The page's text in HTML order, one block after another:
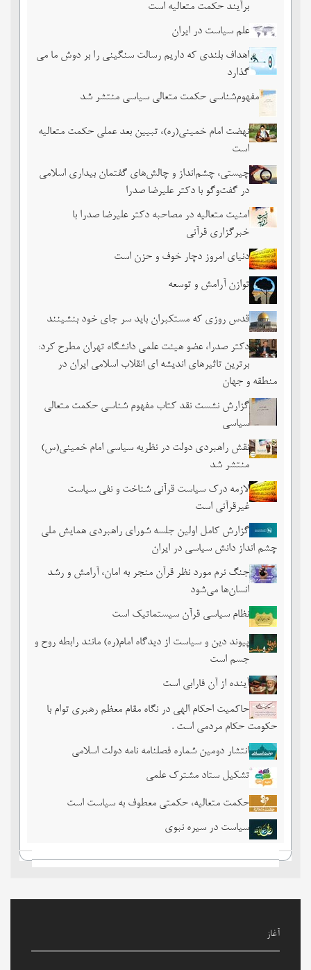
برآیند حکمت متعالیه است
علم سیاست در ایران
اهداف بلندی که داریم رسالت سنگینی را بر دوش ما می
گذارد
مفهوم‌شناسی حکمت متعالی سیاسی منتشر شد
نهضت امام خمینی(ره)، تبیین بعد عملی حکمت متعالیه
است
چیستی، چشم‌انداز و چالش‌های گفتمان بیداری اسلامی
در گفت‌وگو با دکتر علیرضا صدرا
امنیت متعالیه در مصاحبه دکتر علیرضا صدرا با
خبرگزاری قرآنی
دنیای امروز دچار خوف و حزن است
توازن آرامش و توسعه
قدس روزی که مستکبران باید سر جای خود بنشینند
دکتر صدرا، عضو هیئت علمی دانشگاه تهران مطرح کرد:
برترین تاثیرهای اندیشه ای انقلاب اسلامی ایران در
منطقه و جهان
گزارش نشست نقد کتاب مفهوم شناسی حکمت متعالی
سیاسی
نقش راهبردی دولت در نظریه سیاسی امام خمینی(س)
منتشر شد
لازمه درک سیاست قرآنی شناخت و نفی سیاست
غیرقرآنی است
گزارش کامل اولین جلسه شورای راهبردی همایش ملی
چشم ‏انداز دانش سیاسی در ایران
جنگ نرم مورد نظر قرآن منجر به امان، آرامش و رشد
انسان‌ها می‌‌شود
نظام سیاسی قرآن سیستماتیک است
پیوند دین و سیاست از دیدگاه امام(ره) مانند رابطه روح و
جسم است
آینده از آن فارابی است
حاکمیت احکام الهی در نگاه مقام معظم رهبری توام با
حکومت حکام مردمی است .
انتشار دومین شماره فصلنامه نامه دولت اسلامی
تشکیل ستاد مشترک علمی
حکمت متعالیه، حکمتی معطوف به سیاست است
سیاست در سیره نبوی
آغاز